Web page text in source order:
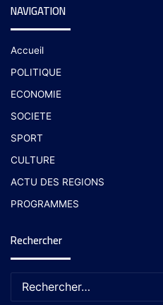
NAVIGATION
Accueil
POLITIQUE
ECONOMIE
SOCIETE
SPORT
CULTURE
ACTU DES REGIONS
PROGRAMMES
Rechercher